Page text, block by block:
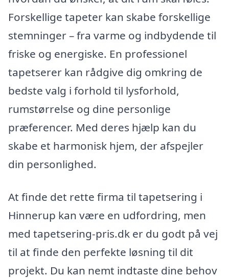
Forskellige tapeter kan skabe forskellige
stemninger – fra varme og indbydende til
friske og energiske. En professionel
tapetserer kan rådgive dig omkring de
bedste valg i forhold til lysforhold,
rumstørrelse og dine personlige
præferencer. Med deres hjælp kan du
skabe et harmonisk hjem, der afspejler
din personlighed.
At finde det rette firma til tapetsering i
Hinnerup kan være en udfordring, men
med tapetsering-pris.dk er du godt på vej
til at finde den perfekte løsning til dit
projekt. Du kan nemt indtaste dine behov